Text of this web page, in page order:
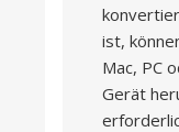
ist,
Mac, PC
Gerät